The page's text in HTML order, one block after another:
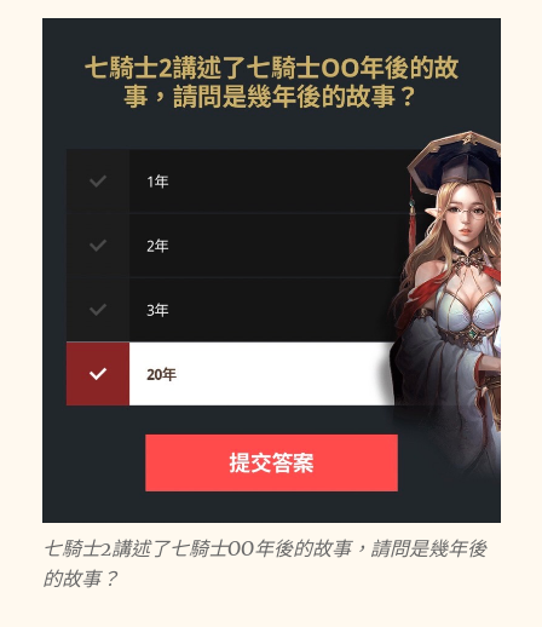
七騎士2講述了七騎士OO年後的故事，請問是幾年後
的故事？